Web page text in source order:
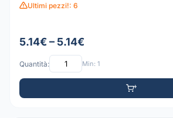
Ultimi pezzi!: 6
5.14€ – 5.14€
Quantità: Min: 1